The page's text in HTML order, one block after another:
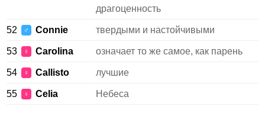
драгоценность
52 ♂ Connie твердыми и настойчивыми
53 ♀ Carolina означает то же самое, как парень
54 ♀ Callisto лучшие
55 ♀ Celia Небеса